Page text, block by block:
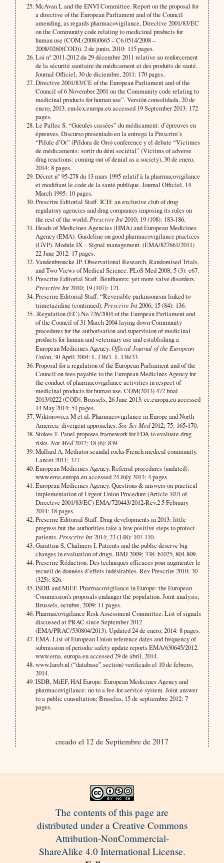
McAvan L and the ENVI Committee. Report on the proposal for
a directive of the European Parliament and of the Council
amending, as regards pharmacovigilance, Directive 2001/83/EC
on the Community code relating to medicinal products for
human use (COM (2008)0665 – C6 0514/2008 –
2008/0260(COD)). 2 de junio, 2010: 115 pages.
Loi n° 2011-2012 du 29 décembre 2011 relative au renforcement
de la sécurité sanitaire du médicament et des produits de santé.
Journal Officiel, 30 de diciembre, 2011: 170 pages.
Directive 2001/83/CE of the European Parliament and of the
Council of 6 November 2001 on the Community code relating to
medicinal products for human use”. Versión consolidada, 20 de
enero, 2013. eur-lex.europa.eu accessed 19 September 2013: 172
pages.
Le Pallec S. “Gueules cassées” du médicament: d’épreuves en
épreuves. Discurso presentado en la entrega la Prescrire’s
“Pilule d’Or” (Píldora de Oro) conference y el debate “Victimes
de médicaments: sortir du déni sociétal” (Victims of adverse
drug reactions: coming out of denial as a society), 30 de enero,
2014: 8 pages.
Décret n° 95-278 du 13 mars 1995 relatif à la pharmacovigilance
et modifiant le code de la santé publique. Journal Officiel, 14
March 1995: 10 pages.
Prescrire Editorial Staff. ICH: an exclusive club of drug
regulatory agencies and drug companies imposing its rules on
the rest of the world.Prescrire Int2010; 19 (108): 183-186.
Heads of Medicines Agencies (HMA) and European Medicines
Agency (EMA). Guideline on good pharmacovigilance practices
(GVP). Module IX – Signal management. (EMA/827661/2011)
22 June 2012: 17 pages.
Vandenbroucke JP. Observational Research, Randomised Trials,
and Two Views of Medical Science. PLoS Med 2008; 5 (3): e67.
Prescrire Editorial Staff. Benfluorex: yet more valve disorders.
Prescrire Int2010; 19 (107): 121.
Prescrire Editorial Staff. “Reversible parkinsonism linked to
trimetazidine (continued).Prescrire Int2006; 15 (84): 136.
.Regulation (EC) No 726/2004 of the European Parliament and
of the Council of 31 March 2004 laying down Community
procedures for the authorisation and supervision of medicinal
products for human and veterinary use and establishing a
European Medicines Agency.Official Journal of the European
Union, 30 April 2004: L 136/1- L 136/33.
Proposal for a regulation of the European Parliament and of the
Council on fees payable to the European Medicines Agency for
the conduct of pharmacovigilance activities in respect of
medicinal products for human use, COM(2013) 472 final –
2013/0222 (COD). Brussels, 26 June 2013. ec.europa.eu accessed
14 May 2014: 51 pages.
Wiktorowicz M et al. Pharmacovigilance in Europe and North
America: divergent approaches.Soc Sci Med2012; 75: 165-170.
Stokes T. Panel proposes framework for FDA to evaluate drug
risks.Nat Med2012; 18 (6): 839.
Mullard A. Mediator scandal rocks French medical community.
Lancet 2011; 377.
European Medicines Agency. Referral procedures (undated).
www.ema.europa.eu accessed 24 July 2013: 4 pages.
European Medicines Agency. Questions & answers on practical
implementation of Urgent Union Procedure (Article 107i of
Directive 2001/83/EC) EMA/720443/2012-Rev.2 5 February
2014: 18 pages.
Prescrire Editorial Staff. Drug developments in 2013: little
progress but the authorities take a few positive steps to protect
patients.Prescrire Int2014; 23 (148): 107-110.
Garattini S, Chalmers I. Patients and the public deserve big
changes in evaluation of drugs. BMJ 2009; 338: b1025, 804-809.
Prescrire Rédaction. Des techniques efficaces pour augmenter le
recueil de données d’effets indésirables. Rev Prescrire 2010; 30
(325): 826.
ISDB and MiEF. Pharmacovigilance in Europe: the European
Commission’s proposals endanger the population. Joint analysis;
Brussels, octubre, 2009: 11 pages.
Pharmacovigilance Risk Assessment Committee. List of signals
discussed at PRAC since September 2012
(EMA/PRAC/530804/2013). Updated 24 de enero, 2014: 8 pages.
EMA. List of European Union reference dates and frequency of
submission of periodic safety update reports EMA/630645/2012.
www.ema. europa.eu accessed 29 de abril, 2014.
www.lareb.nl (“database” section) verificado el 10 de febrero,
2014.
ISDB, MiEF, HAI Europe. European Medicines Agency and
pharmacovigilance: no to a fee-for-service system. Joint answer
to a public consultation; Bruselas, 15 de septiembre 2012: 7
pages.
creado el 12 de Septiembre de 2017
The contents of this page are
distributed under a Creative Commons
Attribution-NonCommercial-
ShareAlike 4.0 International License.